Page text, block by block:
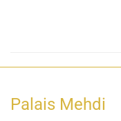
Palais Mehdi